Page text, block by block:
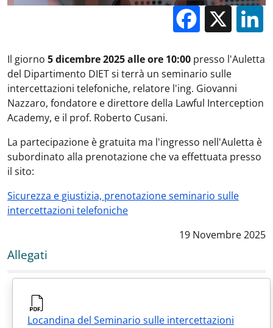
X
Il giorno 5 dicembre 2025 alle ore 10:00 presso l'Auletta
del Dipartimento DIET si terrà un seminario sulle
intercettazioni telefoniche, relatore l'ing. Giovanni
Nazzaro, fondatore e direttore della Lawful Interception
Academy, e il prof. Roberto Cusani.
La partecipazione è gratuita ma l'ingresso nell'Auletta è
subordinato alla prenotazione che va effettuata presso
il sito:
Sicurezza e giustizia, prenotazione seminario sulle
intercettazioni telefoniche
Data notizia:
19 Novembre 2025
Allegati
Locandina del Seminario sulle intercettazioni